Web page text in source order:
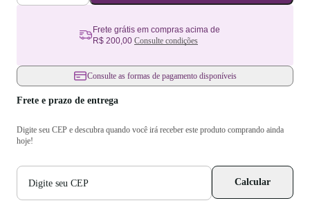
Frete grátis em compras acima de
R$ 200,00 Consulte condições
Consulte as formas de pagamento disponíveis
Frete e prazo de entrega
Digite seu CEP e descubra quando você irá receber este produto comprando ainda
hoje!
CEP
para
cálculo
Calcular